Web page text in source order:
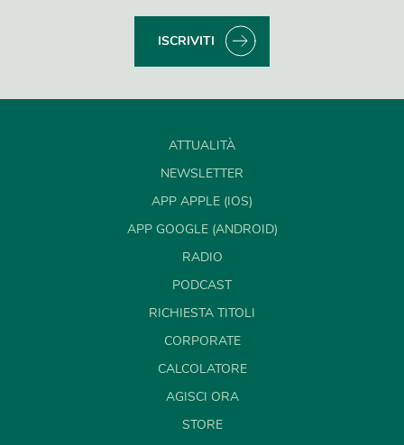
ISCRIVITI
ATTUALITÀ
NEWSLETTER
APP APPLE (IOS)
APP GOOGLE (ANDROID)
RADIO
PODCAST
RICHIESTA TITOLI
CORPORATE
CALCOLATORE
AGISCI ORA
STORE